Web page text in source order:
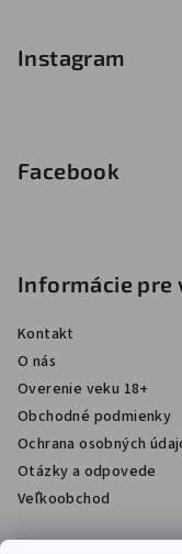
Instagram
Facebook
Informácie pre
Kontakt
O nás
Overenie veku 18+
Obchodné podmienky
Ochrana osobných
Otázky a odpovede
Veľkoobchod